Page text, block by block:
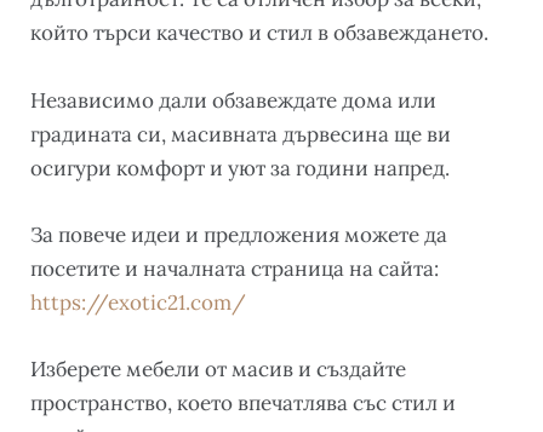
който търси качество и стил в обзавеждането.
Независимо дали обзавеждате дома или
градината си, масивната дървесина ще ви
осигури комфорт и уют за години напред.
За повече идеи и предложения можете да
посетите и началната страница на сайта:
https://exotic21.com/
Изберете мебели от масив и създайте
пространство, което впечатлява със стил и